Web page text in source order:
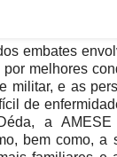
embates
melhores
militar, e as
de
a
bem como, a